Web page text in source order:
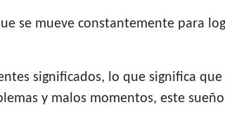
se mueve constantemente para
significados, lo que significa
y malos momentos, este